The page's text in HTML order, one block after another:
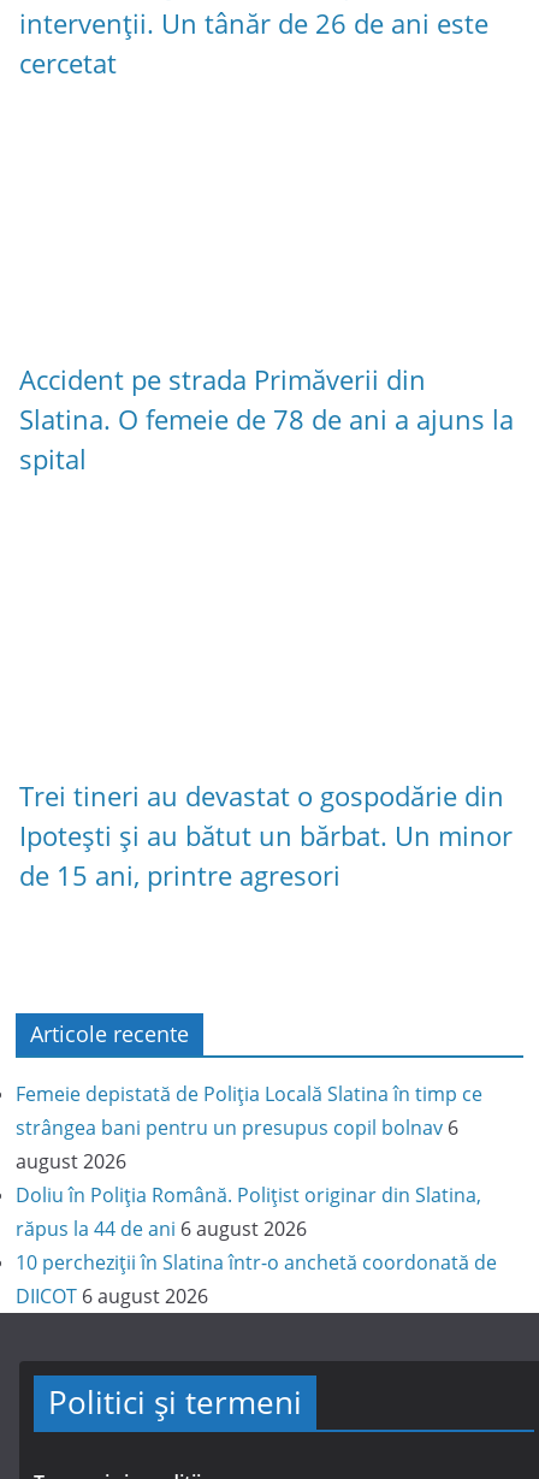
intervenții. Un tânăr de 26 de ani este
cercetat
Accident pe strada Primăverii din
Slatina. O femeie de 78 de ani a ajuns la
spital
Trei tineri au devastat o gospodărie din
Ipotești și au bătut un bărbat. Un minor
de 15 ani, printre agresori
Articole recente
Femeie depistată de Poliția Locală Slatina în timp ce
strângea bani pentru un presupus copil bolnav 6
august 2026
Doliu în Poliția Română. Polițist originar din Slatina,
răpus la 44 de ani 6 august 2026
10 percheziții în Slatina într-o anchetă coordonată de
DIICOT 6 august 2026
Politici și termeni